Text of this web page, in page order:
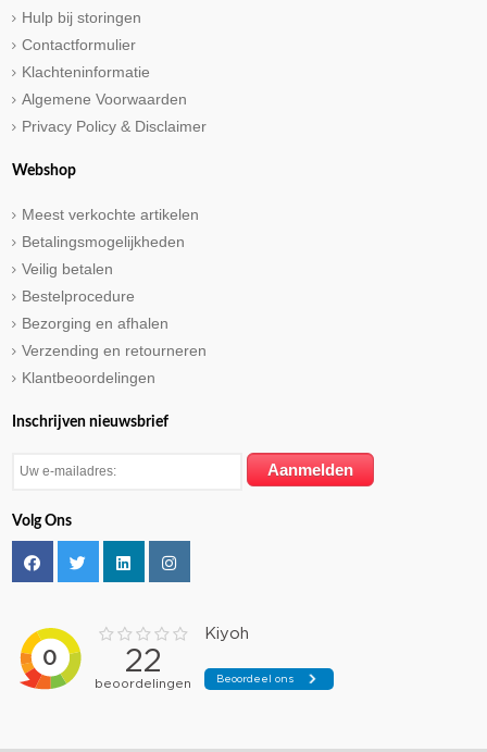
Hulp bij storingen
Contactformulier
Klachteninformatie
Algemene Voorwaarden
Privacy Policy & Disclaimer
Webshop
Meest verkochte artikelen
Betalingsmogelijkheden
Veilig betalen
Bestelprocedure
Bezorging en afhalen
Verzending en retourneren
Klantbeoordelingen
Inschrijven nieuwsbrief
Volg Ons